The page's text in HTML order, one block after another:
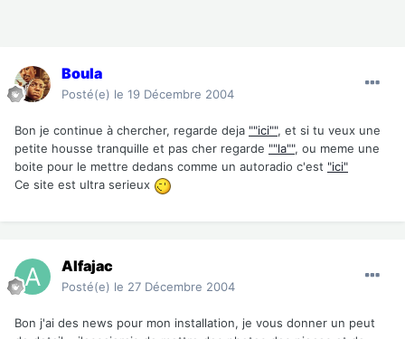
Boula
Posté(e) le 19 Décembre 2004
Bon je continue à chercher, regarde deja ""ici"", et si tu veux une
petite housse tranquille et pas cher regarde ""la"", ou meme une
boite pour le mettre dedans comme un autoradio c'est "ici"
Ce site est ultra serieux
Alfajac
Posté(e) le 27 Décembre 2004
Bon j'ai des news pour mon installation, je vous donner un peut